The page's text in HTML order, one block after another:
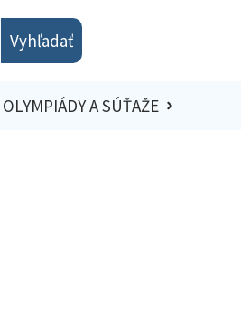
Vyhľadať
OLYMPIÁDY A SÚŤAŽE